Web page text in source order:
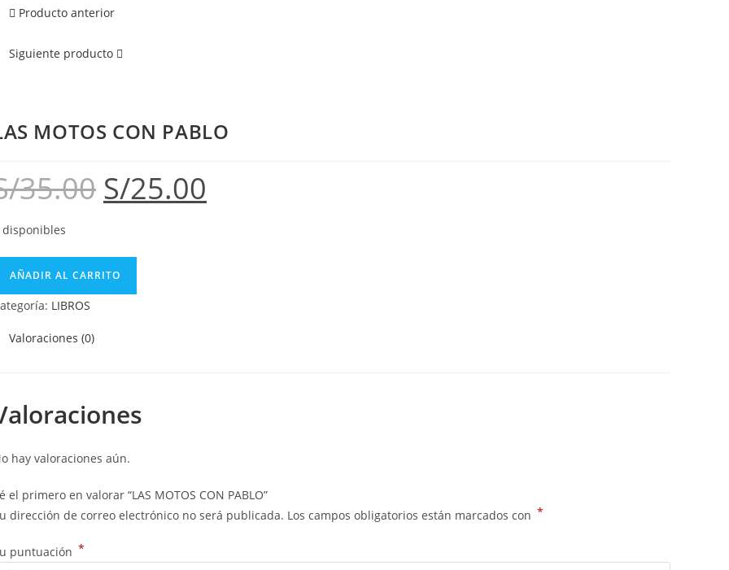
Producto anterior
Siguiente producto
MOTOS CON PABLO
35.00 S/25.00
disponibles
AÑADIR AL CARRITO
LIBROS
Valoraciones (0)
hay valoraciones aún.
el primero en valorar “LAS MOTOS CON PABLO”
dirección de correo electrónico no será publicada. Los campos obligatorios están marcados con *
puntuación *